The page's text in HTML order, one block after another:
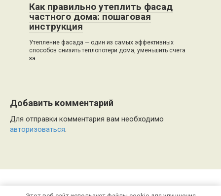
Как правильно утеплить фасад
частного дома: пошаговая
инструкция
Утепление фасада — один из самых эффективных
способов снизить теплопотери дома, уменьшить счета
за
Добавить комментарий
Для отправки комментария вам необходимо
авторизоваться.